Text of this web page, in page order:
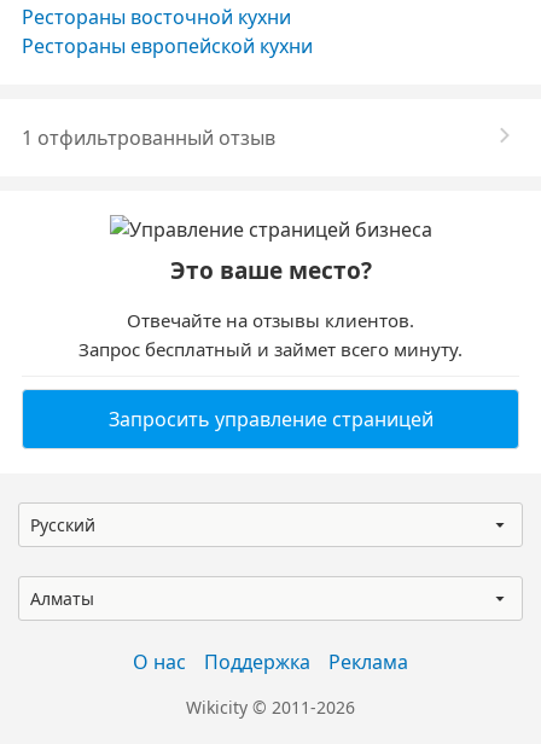
Рестораны восточной кухни
Рестораны европейской кухни
1 отфильтрованный отзыв
Это ваше место?
Отвечайте на отзывы клиентов.
Запрос бесплатный и займет всего минуту.
Запросить управление страницей
Русский
Алматы
О нас Поддержка Реклама
Wikicity © 2011-2026